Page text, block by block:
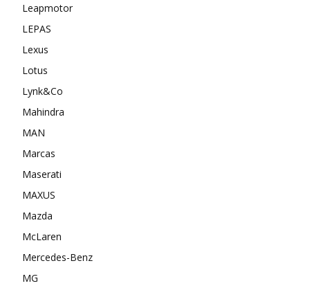
Leapmotor
LEPAS
Lexus
Lotus
Lynk&Co
Mahindra
MAN
Marcas
Maserati
MAXUS
Mazda
McLaren
Mercedes-Benz
MG